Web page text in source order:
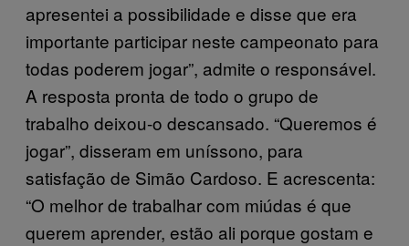
apresentei a possibilidade e disse que era
importante participar neste campeonato para
todas poderem jogar”, admite o responsável.
A resposta pronta de todo o grupo de
trabalho deixou-o descansado. “Queremos é
jogar”, disseram em uníssono, para
satisfação de Simão Cardoso. E acrescenta:
“O melhor de trabalhar com miúdas é que
querem aprender, estão ali porque gostam e